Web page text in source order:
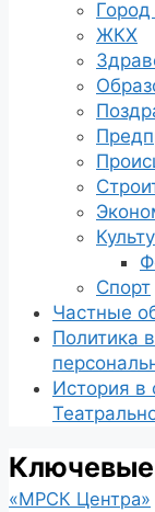
ЖКХ
Спорт
Частные
Политика
История в
Ключевые
«МРСК Центра»